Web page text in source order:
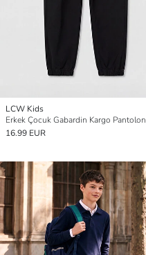
LCW Kids
Erkek Çocuk Gabardin Kargo Pantolon
16.99 EUR